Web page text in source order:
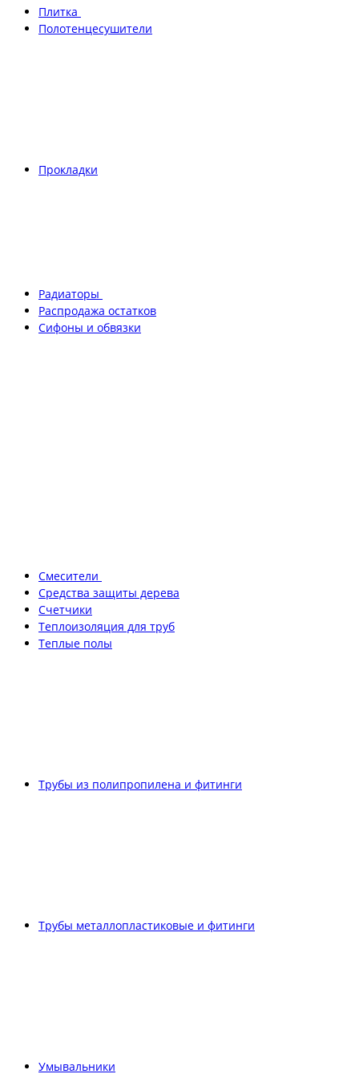
Плитка
Полотенцесушители
Прокладки
Радиаторы
Распродажа остатков
Сифоны и обвязки
Смесители
Средства защиты дерева
Счетчики
Теплоизоляция для труб
Теплые полы
Трубы из полипропилена и фитинги
Трубы металлопластиковые и фитинги
Умывальники